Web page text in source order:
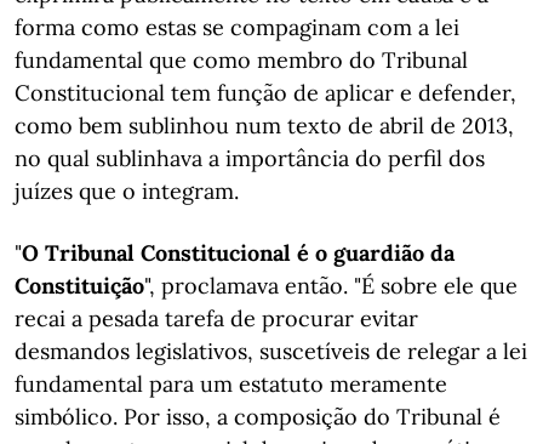
forma como estas se compaginam com a lei
fundamental que como membro do Tribunal
Constitucional tem função de aplicar e defender,
como bem sublinhou num texto de abril de 2013,
no qual sublinhava a importância do perfil dos
juízes que o integram.
"O Tribunal Constitucional é o guardião da
Constituição", proclamava então. "É sobre ele que
recai a pesada tarefa de procurar evitar
desmandos legislativos, suscetíveis de relegar a lei
fundamental para um estatuto meramente
simbólico. Por isso, a composição do Tribunal é